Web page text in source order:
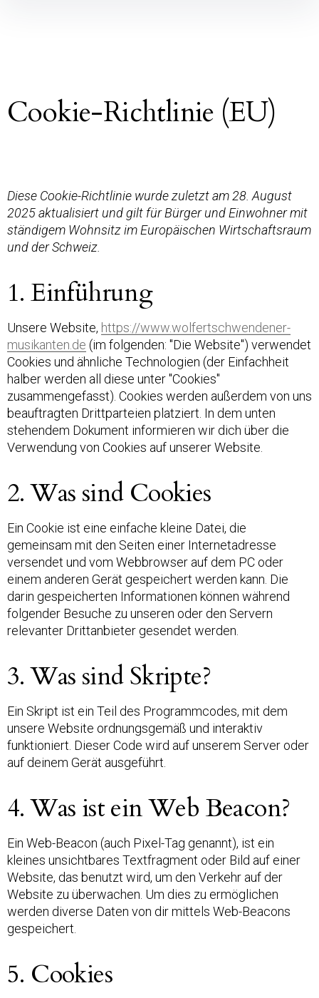
Cookie-Richtlinie (EU)
Diese Cookie-Richtlinie wurde zuletzt am 28. August
2025 aktualisiert und gilt für Bürger und Einwohner mit
ständigem Wohnsitz im Europäischen Wirtschaftsraum
und der Schweiz.
1. Einführung
Unsere Website, https://www.wolfertschwendener-
musikanten.de (im folgenden: "Die Website") verwendet
Cookies und ähnliche Technologien (der Einfachheit
halber werden all diese unter "Cookies"
zusammengefasst). Cookies werden außerdem von uns
beauftragten Drittparteien platziert. In dem unten
stehendem Dokument informieren wir dich über die
Verwendung von Cookies auf unserer Website.
2. Was sind Cookies
Ein Cookie ist eine einfache kleine Datei, die
gemeinsam mit den Seiten einer Internetadresse
versendet und vom Webbrowser auf dem PC oder
einem anderen Gerät gespeichert werden kann. Die
darin gespeicherten Informationen können während
folgender Besuche zu unseren oder den Servern
relevanter Drittanbieter gesendet werden.
3. Was sind Skripte?
Ein Skript ist ein Teil des Programmcodes, mit dem
unsere Website ordnungsgemäß und interaktiv
funktioniert. Dieser Code wird auf unserem Server oder
auf deinem Gerät ausgeführt.
4. Was ist ein Web Beacon?
Ein Web-Beacon (auch Pixel-Tag genannt), ist ein
kleines unsichtbares Textfragment oder Bild auf einer
Website, das benutzt wird, um den Verkehr auf der
Website zu überwachen. Um dies zu ermöglichen
werden diverse Daten von dir mittels Web-Beacons
gespeichert.
5. Cookies